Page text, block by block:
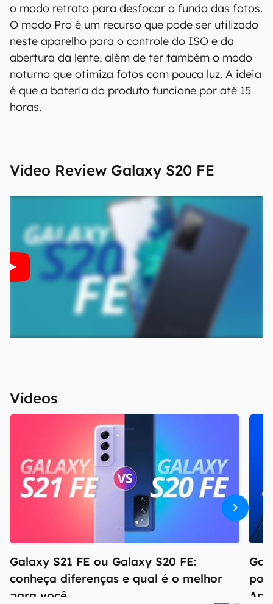
o modo retrato para desfocar o fundo das fotos.
O modo Pro é um recurso que pode ser utilizado
neste aparelho para o controle do ISO e da
abertura da lente, além de ter também o modo
noturno que otimiza fotos com pouca luz. A ideia
é que a bateria do produto funcione por até 15
horas.
Vídeo Review Galaxy S20 FE
Vídeos
Galaxy S21 FE ou Galaxy S20 FE:
conheça diferenças e qual é o melhor
para você
O Canaltech mantém esforço constante para
encontrar e manter atualizadas as
informações presentes em nossas fichas
técnicas, porém tenha em mente que
especificações e recursos podem variar entre
regiões e países. Portanto, recomendamos
que você visite o site oficial do fabricante ou
operadora que comercializa o produto para
Aviso legal: O Canaltech não se responsabiliza
por quaisquer erros ou omissões, ou mesmo
informações. As informações são fornecidas
"como estão", sem qualquer garantia de
precisão, detalhes, variações ou em relação
aos resultados obtidos com o uso dessas
informações.